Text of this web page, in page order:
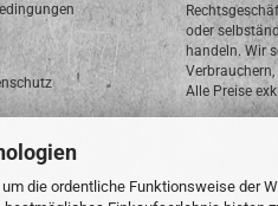
die ordentliche Funktionsweise der
oder
handeln. Wir
Verbrauchern,
Alle Preise